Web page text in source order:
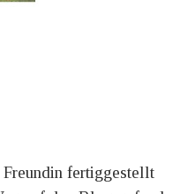
Freundin fertiggestellt